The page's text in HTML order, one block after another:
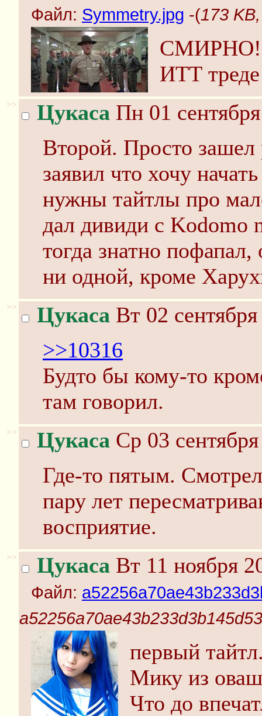
Файл: Symmetry.jpg -(173
СМИРНО!
ИТТ
>> Цукаса Пн 01
Второй. Просто зашел
заявил что хочу
нужны тайтлы про
дал дивиди с Kodomo
тогда знатно
ни одной, кроме
>> Цукаса Вт 02
>>10316
Будто бы кому-то
там говорил.
>> Цукаса Ср 03
Где-то пятым.
пару лет
восприятие.
>> Цукаса Вт 11 ноября
Файл:
первый
Мику из
Что до